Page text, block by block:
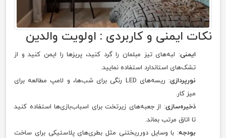
نکات ایمنی و کاربردی : اولویت والدین
ایمنی: لبه‌های تیز مبلمان را گرد کنید، پریزها را ایمن کنید و از
تشک‌های استاندارد استفاده نمایید.
نورپردازی
: ریسه‌های LED رنگی برای شب‌ها، و لامپ مطالعه برای
میز کار.
ذخیره‌سازی: از جعبه‌های زیرتخت برای اسباب‌بازی‌ها استفاده کنید
تا اتاق مرتب بماند.
بودجه: با وسایل دورریختنی مثل بطری‌های پلاستیکی برای ساخت